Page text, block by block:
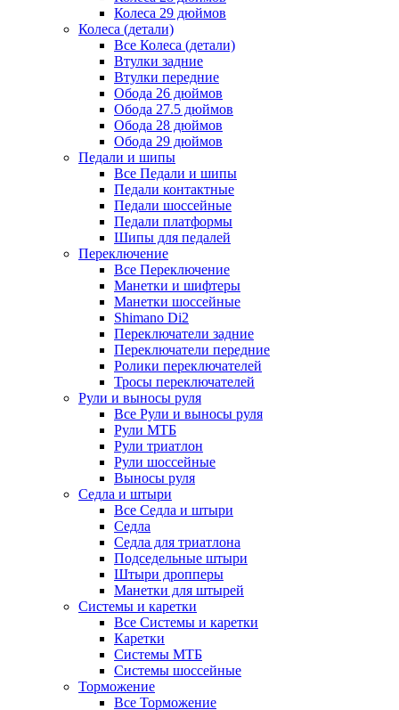
Колеса 29 дюймов
Колеса (детали)
Все Колеса (детали)
Втулки задние
Втулки передние
Обода 26 дюймов
Обода 27.5 дюймов
Обода 28 дюймов
Обода 29 дюймов
Педали и шипы
Все Педали и шипы
Педали контактные
Педали шоссейные
Педали платформы
Шипы для педалей
Переключение
Все Переключение
Манетки и шифтеры
Манетки шоссейные
Shimano Di2
Переключатели задние
Переключатели передние
Ролики переключателей
Тросы переключателей
Рули и выносы руля
Все Рули и выносы руля
Рули МТБ
Рули триатлон
Рули шоссейные
Выносы руля
Седла и штыри
Все Седла и штыри
Седла
Седла для триатлона
Подседельные штыри
Штыри дропперы
Манетки для штырей
Системы и каретки
Все Системы и каретки
Каретки
Системы МТБ
Системы шоссейные
Торможение
Все Торможение